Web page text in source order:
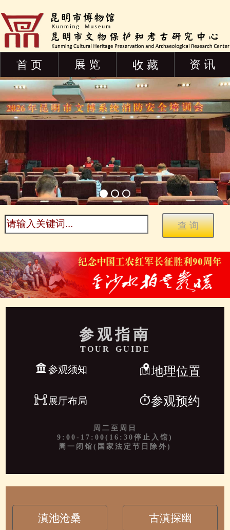
首 页 展 览 收 藏 资 讯
参观指南
TOUR GUIDE
参观须知 地理位置
展厅布局 参观预约
周二至周日
9:00-17:00(16:30停止入馆)
周一闭馆(国家法定节日除外)
滇池沧桑 古滇探幽